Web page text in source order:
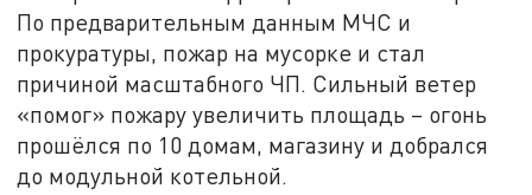
По предварительным данным МЧС и
прокуратуры, пожар на мусорке и стал
причиной масштабного ЧП. Сильный ветер
«помог» пожару увеличить площадь – огонь
прошёлся по 10 домам, магазину и добрался
до модульной котельной.